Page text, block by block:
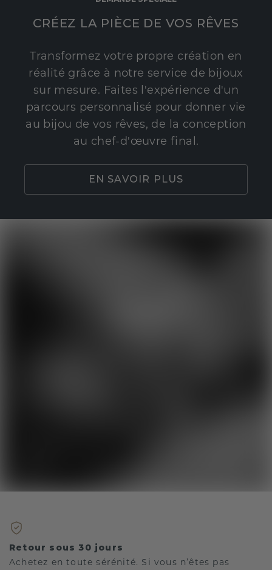
CRÉEZ LA PIÈCE DE VOS RÊVES
Transformez votre propre création en
réalité grâce à notre service de bijoux
sur mesure. Faites l'expérience d'un
parcours personnalisé pour donner vie
au bijou de vos rêves, de la conception
au chef-d'œuvre final.
EN SAVOIR PLUS
Retour sous 30 jours
Achetez en toute sérénité. Si vous n’êtes pas